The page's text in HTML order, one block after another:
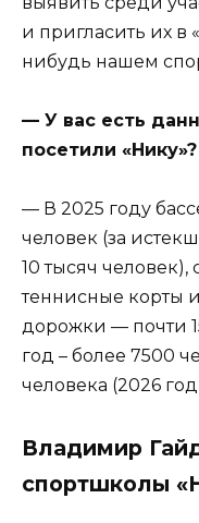
и пригласить их в
нибудь нашем
— У вас есть
посетили «Нику»?
— В 2025 году
человек (за
10 тысяч
теннисные корты
дорожки — почти
год – более 7500
человека (2026 год
Владимир
спортшколы